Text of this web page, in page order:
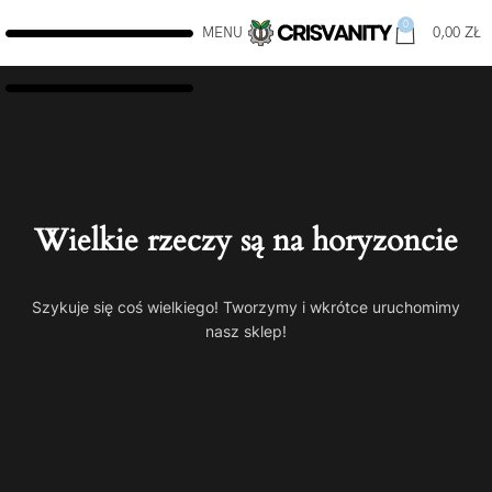
MENU 0 0,00 ZŁ
Wielkie rzeczy są na horyzoncie
Szykuje się coś wielkiego! Tworzymy i wkrótce uruchomimy
nasz sklep!